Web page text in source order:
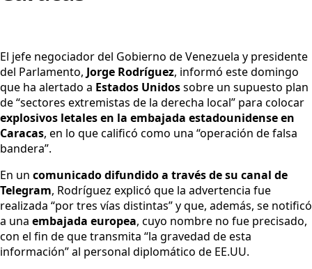
El jefe negociador del Gobierno de Venezuela y presidente
del Parlamento, Jorge Rodríguez, informó este domingo
que ha alertado a Estados Unidossobre un supuesto plan
de “sectores extremistas de la derecha local” para colocar
explosivos letales en la embajada estadounidense en
Caracas, en lo que calificó como una “operación de falsa
bandera”.
En un comunicado difundido a través de su canal de
Telegram, Rodríguez explicó que la advertencia fue
realizada “por tres vías distintas” y que, además, se notificó
a una embajada europea, cuyo nombre no fue precisado,
con el fin de que transmita “la gravedad de esta
información” al personal diplomático de EE.UU.